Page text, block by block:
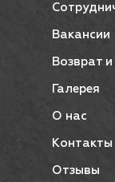
Вакансии
Возврат
Галерея
О нас
Контакты
Отзывы